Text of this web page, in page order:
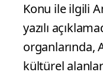
Konu ile ilgili
yazılı
organlarında,
kültürel